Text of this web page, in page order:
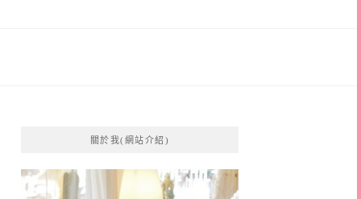
關於我(網站介紹)